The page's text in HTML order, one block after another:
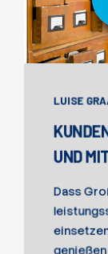
LUISE
UND
Dass
genießen